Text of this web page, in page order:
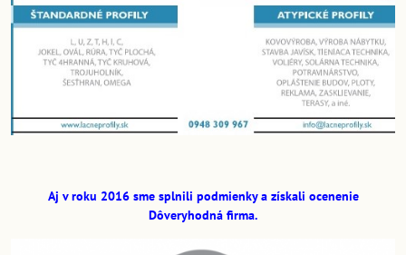
Aj v roku 2016 sme splnili podmienky a získali ocenenie
Dôveryhodná firma.